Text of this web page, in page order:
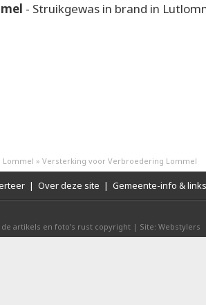
- Struikgewas in brand in
Lommel » Versterking voor Verbroedering Lommel
| Over deze site | Gemeente-info & links
de artikels en foto’s rust copyright | Site: Webstylers